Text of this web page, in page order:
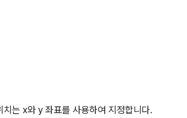
치는 x와 y 좌표를 사용하여 지정합니다.